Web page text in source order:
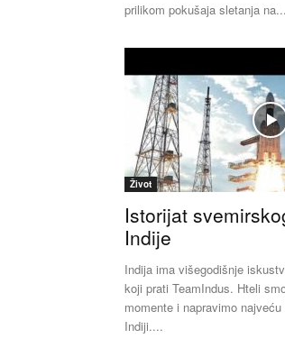
prilikom pokušaja sletanja na...
Život
Istorijat
Indije
Indija ima višegodišnje
koji prati TeamIndus. Hteli
momente i napravimo
Indiji....